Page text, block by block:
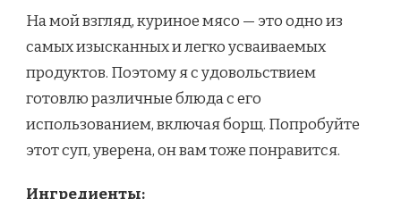
На мой взгляд, куриное мясо — это одно из
самых изысканных и легко усваиваемых
продуктов. Поэтому я с удовольствием
готовлю различные блюда с его
использованием, включая борщ. Попробуйте
этот суп, уверена, он вам тоже понравится.
Ингредиенты: